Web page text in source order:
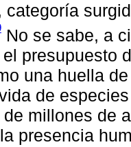
categoría
No se sabe, a
presupuesto
una huella
de
millones de
presencia